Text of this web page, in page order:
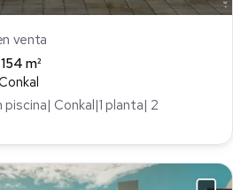
venta
154 m²
Conkal|1 planta| 2